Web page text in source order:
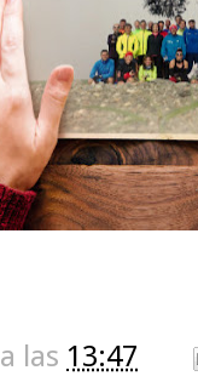
a las 13:47